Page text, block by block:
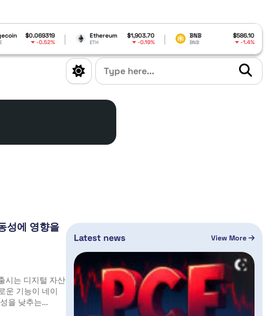
$0.069319 Ethereum $1,903.70 BNB
성에 영향을
시는 디지털 자산
운 기능이 네이
을 낮추는...
Latest news View More